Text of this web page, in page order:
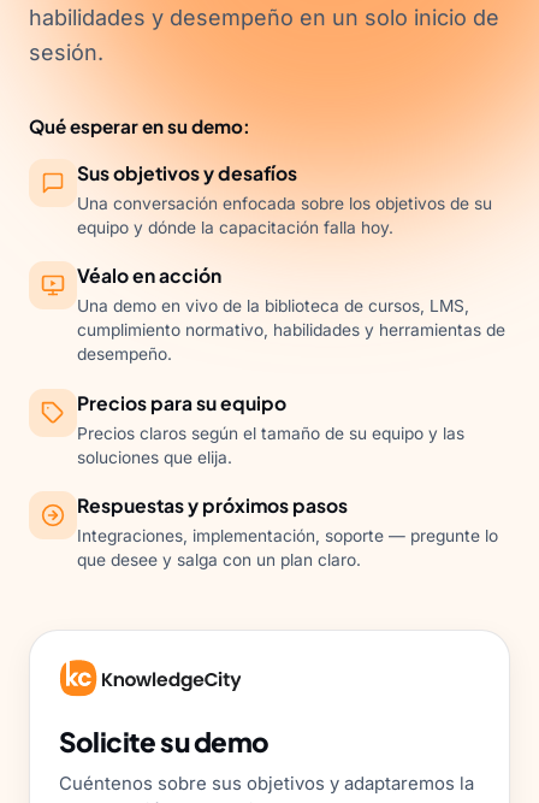
habilidades y desempeño en un solo inicio de
sesión.
Qué esperar en su demo:
Sus objetivos y desafíos
Una conversación enfocada sobre los objetivos de su
equipo y dónde la capacitación falla hoy.
Véalo en acción
Una demo en vivo de la biblioteca de cursos, LMS,
cumplimiento normativo, habilidades y herramientas de
desempeño.
Precios para su equipo
Precios claros según el tamaño de su equipo y las
soluciones que elija.
Respuestas y próximos pasos
Integraciones, implementación, soporte — pregunte lo
que desee y salga con un plan claro.
Solicite su demo
Cuéntenos sobre sus objetivos y adaptaremos la